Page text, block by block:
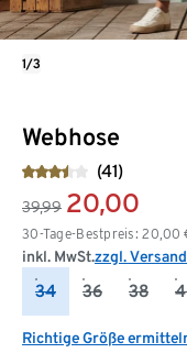
Webhose
(41)
39,99 20,00
30-Tage-Bestpreis: 20,00
inkl. MwSt.zzgl.
34 36 38
Richtige Größe
1/3